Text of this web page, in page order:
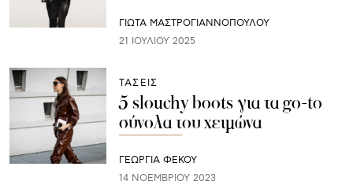
ΓΙΩΤΑ ΜΑΣΤΡΟΓΙΑΝΝΟΠΟΥΛΟΥ
21 ΙΟΥΛΊΟΥ 2025
ΤΑΣΕΙΣ
5 slouchy boots για τα go-to
σύνολα του χειμώνα
ΓΕΩΡΓΙΑ ΦΕΚΟΥ
14 ΝΟΕΜΒΡΊΟΥ 2023